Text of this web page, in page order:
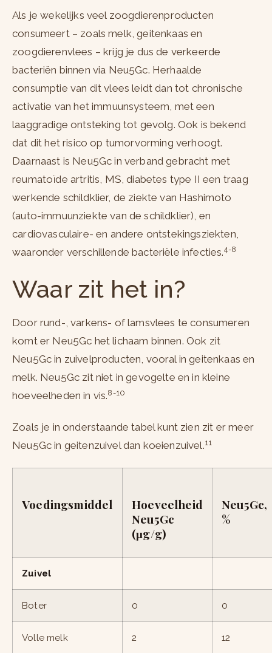
Als je wekelijks veel zoogdierenproducten
consumeert – zoals melk, geitenkaas en
zoogdierenvlees – krijg je dus de verkeerde
bacteriën binnen via Neu5Gc. Herhaalde
consumptie van dit vlees leidt dan tot chronische
activatie van het immuunsysteem, met een
laaggradige ontsteking tot gevolg. Ook is bekend
dat dit het risico op tumorvorming verhoogt.
Daarnaast is Neu5Gc in verband gebracht met
reumatoïde artritis, MS, diabetes type II een traag
werkende schildklier, de ziekte van Hashimoto
(auto-immuunziekte van de schildklier), en
cardiovasculaire- en andere ontstekingsziekten,
waaronder verschillende bacteriële infecties.4-8
Waar zit het in?
Door rund-, varkens- of lamsvlees te consumeren
komt er Neu5Gc het lichaam binnen. Ook zit
Neu5Gc in zuivelproducten, vooral in geitenkaas en
melk. Neu5Gc zit niet in gevogelte en in kleine
hoeveelheden in vis.8-10
Zoals je in onderstaande tabel kunt zien zit er meer
Neu5Gc in geitenzuivel dan koeienzuivel.11
Voedingsmiddel
Hoeveelheid
Neu5Gc
(μg/g)
Neu5Gc,
%
Zuivel
Boter 0 0
Volle melk 2 12